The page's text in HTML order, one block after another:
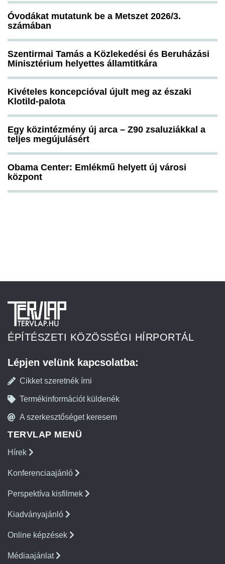
Óvodákat mutatunk be a Metszet 2026/3.
számában
Szentirmai Tamás a Közlekedési és Beruházási
Minisztérium helyettes államtitkára
Kivételes koncepcióval újult meg az északi
Klotild-palota
Egy közintézmény új arca – Z90 zsaluziákkal a
teljes megújulásért
Obama Center: Emlékmű helyett új városi
központ
ÉPÍTÉSZETI KÖZÖSSÉGI HÍRPORTÁL
Lépjen velünk kapcsolatba:
Cikket szeretnék írni
Termékinformációt küldenék
A szerkesztőséget keresem
TERVLAP MENÜ
Hírek
Konferenciaajánló
Perspektíva kisfilmek
Kiadványajánló
Online képzések
Médiaajánlat